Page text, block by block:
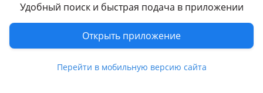
Удобный поиск и быстрая подача в приложении
Открыть приложение
Перейти в мобильную версию сайта
Другие объявления продавца
шрот